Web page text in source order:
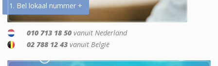
1. Bel lokaal nummer +
010 713 18 50 vanuit Nederland
02 788 12 43 vanuit België